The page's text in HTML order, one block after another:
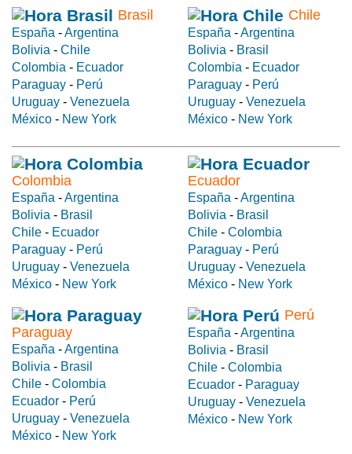
Brasil
España -Argentina
Bolivia - Chile
Colombia - Ecuador
Paraguay - Perú
Uruguay - Venezuela
México - New York
Chile
España -Argentina
Bolivia - Brasil
Colombia - Ecuador
Paraguay - Perú
Uruguay - Venezuela
México - New York
Colombia
España -Argentina
Bolivia - Brasil
Chile - Ecuador
Paraguay - Perú
Uruguay - Venezuela
México - New York
Ecuador
España -Argentina
Bolivia - Brasil
Chile - Colombia
Paraguay - Perú
Uruguay - Venezuela
México - New York
Paraguay
España -Argentina
Bolivia - Brasil
Chile - Colombia
Ecuador - Perú
Uruguay - Venezuela
México - New York
Perú
España -Argentina
Bolivia - Brasil
Chile - Colombia
Ecuador - Paraguay
Uruguay - Venezuela
México - New York